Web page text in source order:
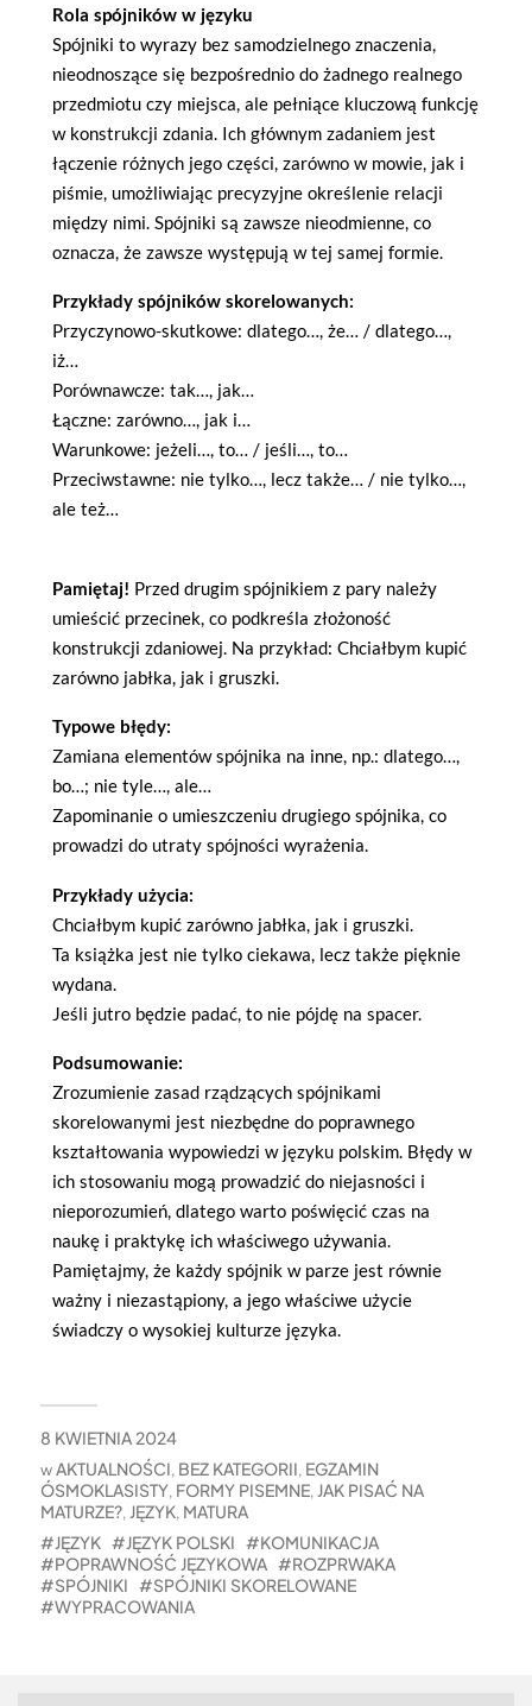
Rola spójników w języku
Spójniki to wyrazy bez samodzielnego znaczenia,
nieodnoszące się bezpośrednio do żadnego realnego
przedmiotu czy miejsca, ale pełniące kluczową funkcję
w konstrukcji zdania. Ich głównym zadaniem jest
łączenie różnych jego części, zarówno w mowie, jak i
piśmie, umożliwiając precyzyjne określenie relacji
między nimi. Spójniki są zawsze nieodmienne, co
oznacza, że zawsze występują w tej samej formie.
Przykłady spójników skorelowanych:
Przyczynowo-skutkowe: dlatego…, że… / dlatego…,
iż…
Porównawcze: tak…, jak…
Łączne: zarówno…, jak i…
Warunkowe: jeżeli…, to… / jeśli…, to…
Przeciwstawne: nie tylko…, lecz także… / nie tylko…,
ale też…
Pamiętaj! Przed drugim spójnikiem z pary należy
umieścić przecinek, co podkreśla złożoność
konstrukcji zdaniowej. Na przykład: Chciałbym kupić
zarówno jabłka, jak i gruszki.
Typowe błędy:
Zamiana elementów spójnika na inne, np.: dlatego…,
bo…; nie tyle…, ale…
Zapominanie o umieszczeniu drugiego spójnika, co
prowadzi do utraty spójności wyrażenia.
Przykłady użycia:
Chciałbym kupić zarówno jabłka, jak i gruszki.
Ta książka jest nie tylko ciekawa, lecz także pięknie
wydana.
Jeśli jutro będzie padać, to nie pójdę na spacer.
Podsumowanie:
Zrozumienie zasad rządzących spójnikami
skorelowanymi jest niezbędne do poprawnego
kształtowania wypowiedzi w języku polskim. Błędy w
ich stosowaniu mogą prowadzić do niejasności i
nieporozumień, dlatego warto poświęcić czas na
naukę i praktykę ich właściwego używania.
Pamiętajmy, że każdy spójnik w parze jest równie
ważny i niezastąpiony, a jego właściwe użycie
świadczy o wysokiej kulturze języka.
8 KWIETNIA 2024
wAKTUALNOŚCI, BEZ KATEGORII, EGZAMIN
ÓSMOKLASISTY, FORMY PISEMNE, JAK PISAĆ NA
MATURZE?, JĘZYK, MATURA
JĘZYK
JĘZYK POLSKI
KOMUNIKACJA
POPRAWNOŚĆ JĘZYKOWA
ROZPRWAKA
SPÓJNIKI
SPÓJNIKI SKORELOWANE
WYPRACOWANIA